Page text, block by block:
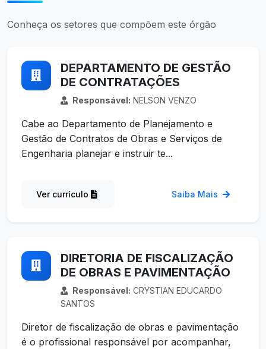
Conheça os setores que compõem este órgão
DEPARTAMENTO DE GESTÃO
DE CONTRATAÇÕES
Responsável: NELSON VENZO
Cabe ao Departamento de Planejamento e
Gestão de Contratos de Obras e Serviços de
Engenharia planejar e instruir te...
Ver currículo Saiba Mais
DIRETORIA DE FISCALIZAÇÃO
DE OBRAS E PAVIMENTAÇÃO
Responsável: CRYSTIAN EDUCARDO
SANTOS
Diretor de fiscalização de obras e pavimentação
é o profissional responsável por acompanhar,